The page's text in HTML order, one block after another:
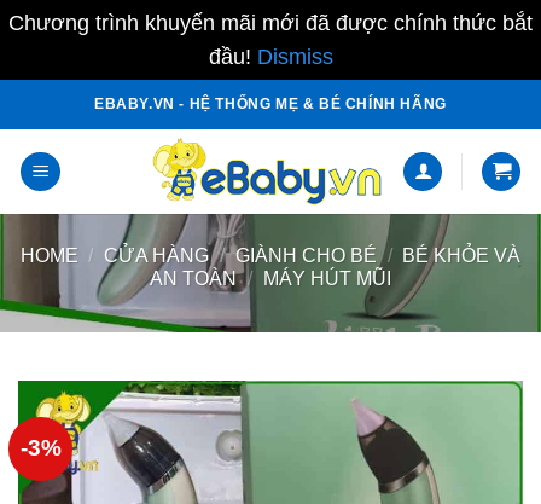
Chương trình khuyến mãi mới đã được chính thức bắt
đầu! Dismiss
content
EBABY.VN - HỆ THỐNG MẸ & BÉ CHÍNH HÃNG
HOME / CỬA HÀNG / GIÀNH CHO BÉ /
BÉ KHỎE VÀ
AN TOÀN / MÁY HÚT MŨI
-3%